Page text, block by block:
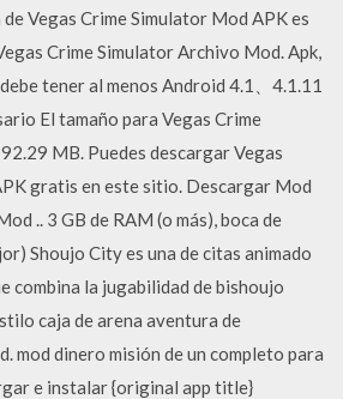
Vegas Crime Simulator Mod APK es
Crime Simulator Archivo Mod. Apk,
tener al menos Android 4.1、4.1.11
El tamaño para Vegas Crime
MB. Puedes descargar Vegas
gratis en este sitio. Descargar Mod
.. 3 GB de RAM (o más), boca de
Shoujo City es una de citas animado
combina la jugabilidad de bishoujo
caja de arena aventura de
mod dinero misión de un completo para
e instalar {original app title}